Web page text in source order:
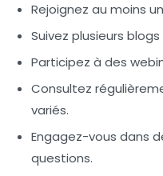
Rejoignez au moins
Suivez plusieurs
Participez à des
Consultez
variés.
Engagez-vous dans
questions.